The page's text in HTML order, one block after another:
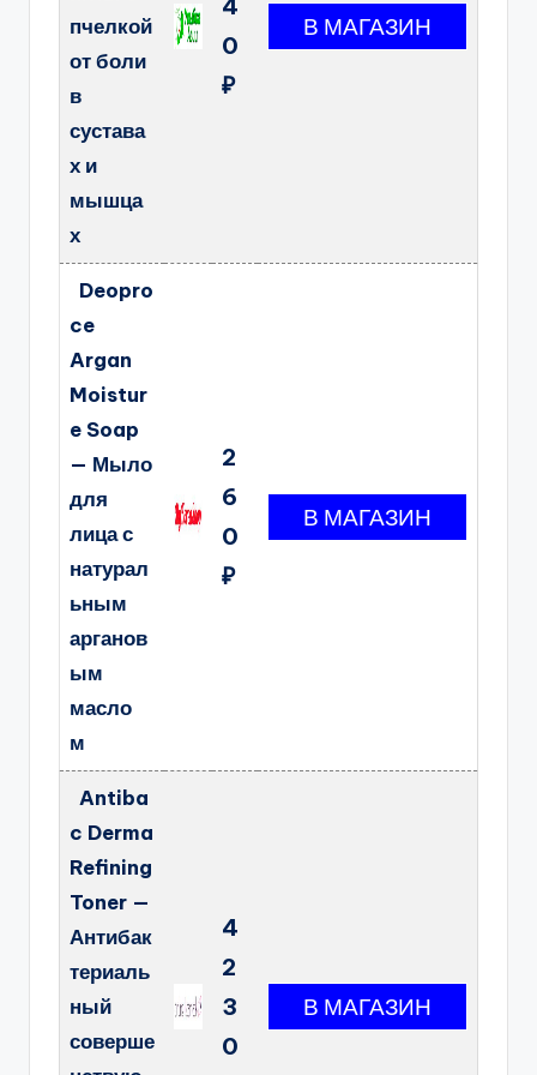
пчелкой
от боли
в
сустава
х и
мышца
х
0
₽
Deopro
ce
Argan
Moistur
e Soap
— Мыло
для
лица с
натурал
ьным
арганов
ым
масло
м
2
6
0
₽
Antiba
c Derma
Refining
Toner —
Антибак
териаль
ный
соверше
4
2
3
0